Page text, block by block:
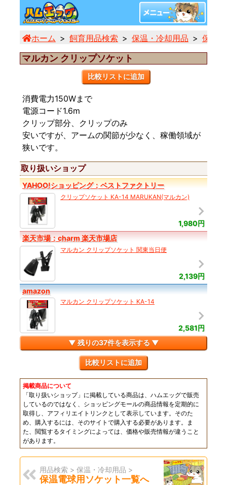
ホーム 飼育用品検索 保温・冷却用品 保温
マルカン クリップソケット
比較リストに追加
消費電力150Wまで
電源コード1.6m
クリップ部分、クリップのみ
安いですが、アームの関節が少なく、稼働領域が
狭いです。
取り扱いショップ
YAHOO!ショッピング：ベストファクトリー
クリップソケット KA-14 MARUKAN(マルカン)
1,980円
楽天市場：charm 楽天市場店
マルカン クリップソケット 関東当日便
2,139円
amazon
マルカン クリップソケット KA-14
2,581円
▼ 残りの37件を表示する ▼
比較リストに追加
掲載商品について
「取り扱いショップ」に掲載している商品は、ハムエッグで販売
しているのではなく、ショッピングモールの商品情報を定期的に
取得し、アフィリエイトリンクとして表示しています。そのた
め、購入するには、そのサイトで購入する必要があります。ま
た、閲覧するタイミングによっては、価格や販売情報が違うこと
があります。
用品検索 > 保温・冷却用品 >
保温電球用ソケット一覧へ